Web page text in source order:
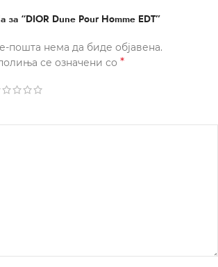
за “DIOR Dune Pour Homme EDT”
пошта нема да биде објавена.
се означени со *